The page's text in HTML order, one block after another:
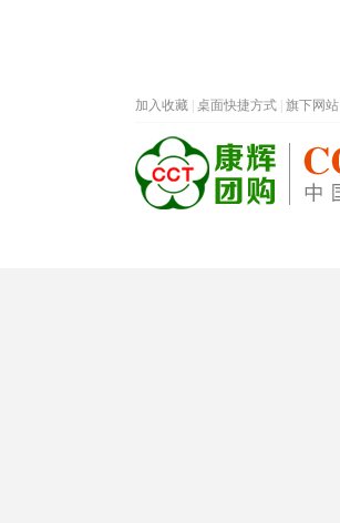
加入收藏 桌面快捷方式 旗下网站